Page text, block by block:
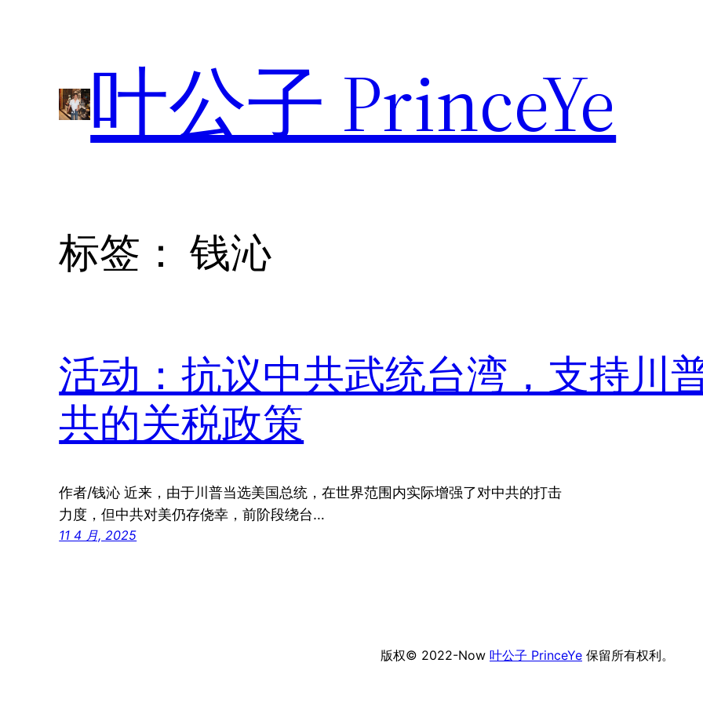
叶公子 PrinceYe
标签：钱沁
活动：抗议中共武统台湾，支持川
共的关税政策
作者/钱沁 近来，由于川普当选美国总统，在世界范围内实际增强了对中共的打击
力度，但中共对美仍存侥幸，前阶段绕台…
11 4 月, 2025
版权© 2022-Now 叶公子 PrinceYe 保留所有权利。